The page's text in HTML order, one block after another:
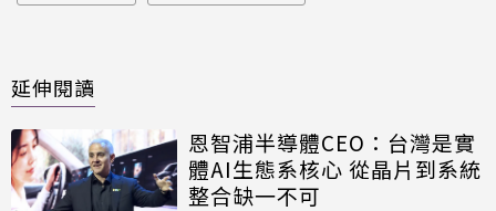
延伸閱讀
恩智浦半導體CEO：台灣是實
體AI生態系核心 從晶片到系統
整合缺一不可